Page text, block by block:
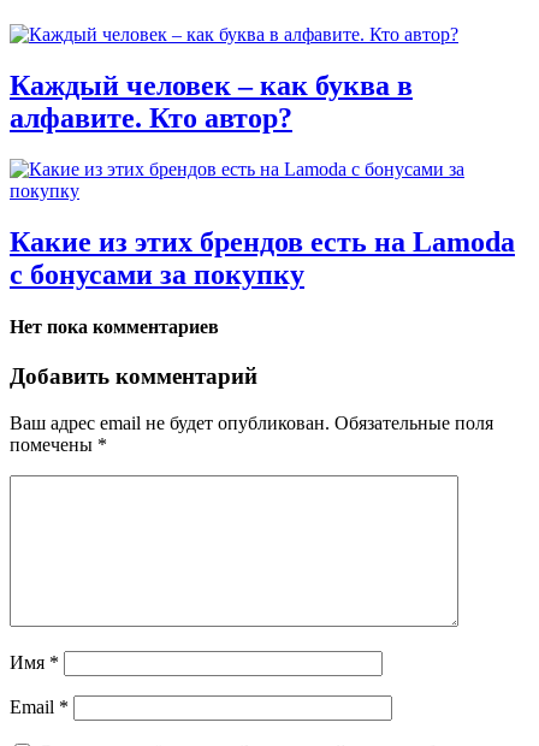
Каждый человек – как буква в
алфавите. Кто автор?
Какие из этих брендов есть на Lamoda
с бонусами за покупку
Нет пока комментариев
Добавить комментарий
Ваш адрес email не будет опубликован. Обязательные поля
помечены *
Имя *
Email *